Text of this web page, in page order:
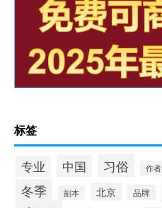
标签
专业 中国 习俗 作者
冬季 副本 北京 品牌